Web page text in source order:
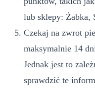
lub sklepy:
Czekaj na zwrot
maksymalnie 14
Jednak jest to
sprawdzić te